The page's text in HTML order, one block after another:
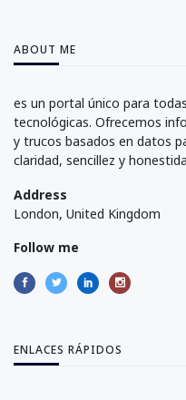
ABOUT ME
es un portal único para
tecnológicas. Ofrecemos
y trucos basados en datos
claridad, sencillez y
Address
London, United Kingdom
Follow me
ENLACES RÁPIDOS